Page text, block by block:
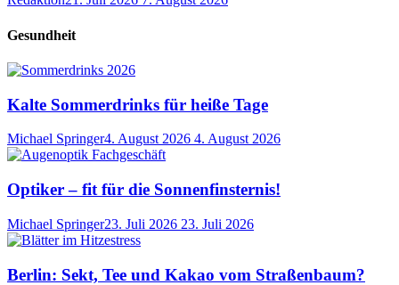
Gesundheit
Kalte Sommerdrinks für heiße Tage
Michael Springer4. August 2026 4. August 2026
Optiker – fit für die Sonnenfinsternis!
Michael Springer23. Juli 2026 23. Juli 2026
Berlin: Sekt, Tee und Kakao vom Straßenbaum?